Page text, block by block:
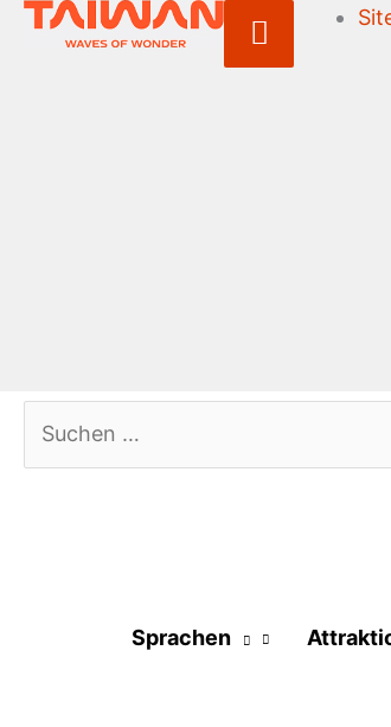
Above
Suchen …
Sprachen